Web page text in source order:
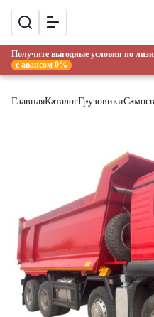
Получите выгодные условия по
с авансом 0%
ГлавнаяКаталогГрузовики